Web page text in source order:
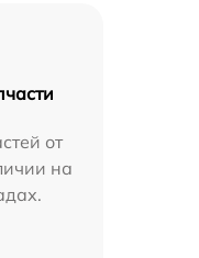
от
на